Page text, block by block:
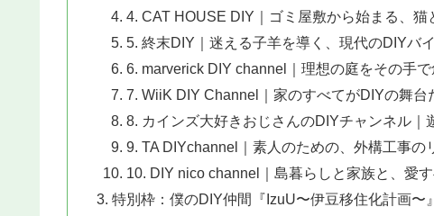
4. CAT HOUSE DIY｜ゴミ屋敷から始まる、猫
5. 終末DIY｜迷える子羊を導く、現代のDIYバ
6. marverick DIY channel｜理想の庭をその手
7. WiiK DIY Channel｜家のすべてがDIYの舞台
8. カインズ大好きおじさんのDIYチャンネル｜
9. TA DIYchannel｜素人のための、外構工事の
10. DIY nico channel｜島暮らしと家族と、愛
特別枠：僕のDIY仲間『IzuU〜伊豆移住化計画〜』